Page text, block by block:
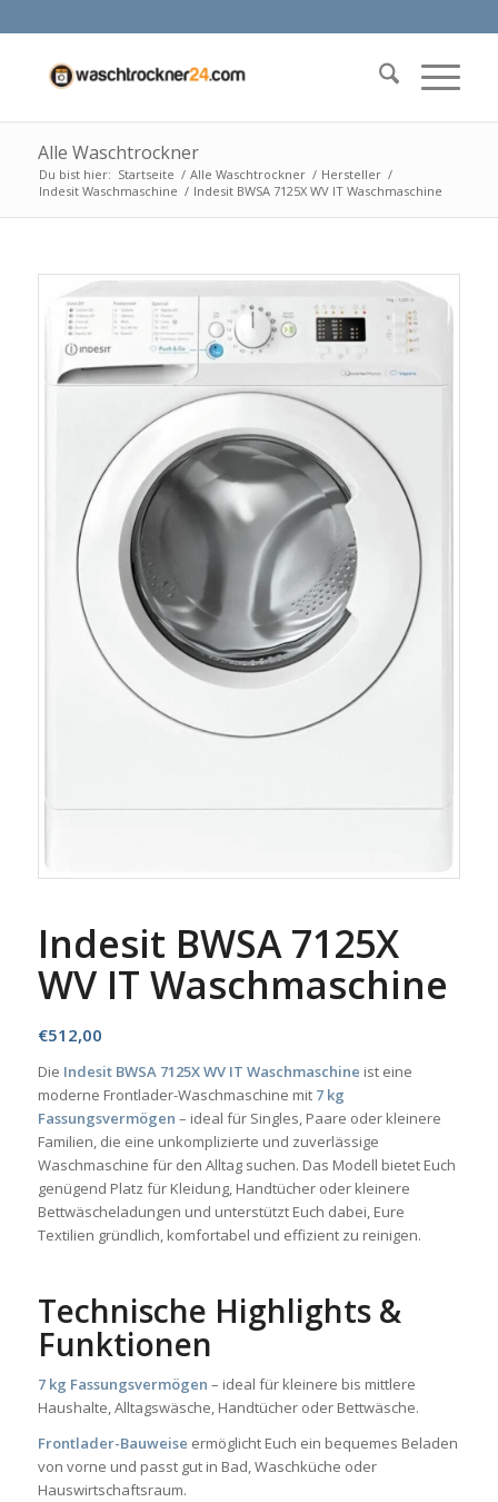
Alle Waschtrockner
Du bist hier: Startseite / Alle Waschtrockner / Hersteller /
Indesit Waschmaschine / Indesit BWSA 7125X WV IT Waschmaschine
Indesit BWSA 7125X
WV IT Waschmaschine
€512,00
Die Indesit BWSA 7125X WV IT Waschmaschine ist eine
moderne Frontlader-Waschmaschine mit 7 kg
Fassungsvermögen – ideal für Singles, Paare oder kleinere
Familien, die eine unkomplizierte und zuverlässige
Waschmaschine für den Alltag suchen. Das Modell bietet Euch
genügend Platz für Kleidung, Handtücher oder kleinere
Bettwäscheladungen und unterstützt Euch dabei, Eure
Textilien gründlich, komfortabel und effizient zu reinigen.
Technische Highlights &
Funktionen
7 kg Fassungsvermögen – ideal für kleinere bis mittlere
Haushalte, Alltagswäsche, Handtücher oder Bettwäsche.
Frontlader-Bauweise ermöglicht Euch ein bequemes Beladen
von vorne und passt gut in Bad, Waschküche oder
Hauswirtschaftsraum.